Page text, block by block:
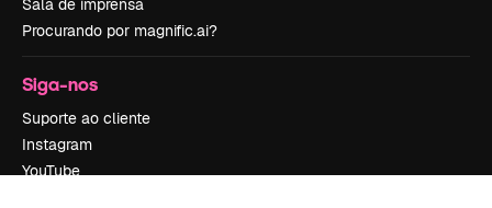
Sala de imprensa
Procurando por magnific.ai?
Siga-nos
Suporte ao cliente
Instagram
YouTube